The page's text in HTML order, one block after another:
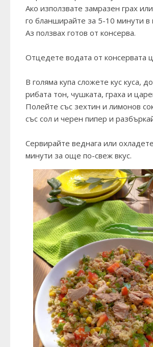
Ако използвате замразен грах
го бланширайте за 5-10 минути в
Аз ползвах готов от консерва.
Отцедете водата от консервата
В голяма купа сложете кус куса,
рибата тон, чушката, граха и
Полейте със зехтин и лимонов
със сол и черен пипер и
Сервирайте веднага или
минути за още по-свеж вкус.